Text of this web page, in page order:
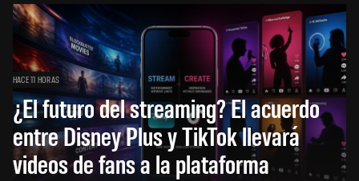
HACE 11 HORAS
¿El futuro del streaming? El acuerdo
entre Disney Plus y TikTok llevará
videos de fans a la plataforma